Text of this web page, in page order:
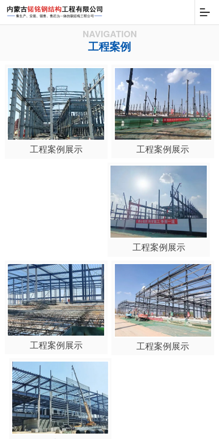
NAVIGATION
工程案例
工程案例展示 工程案例展示
工程案例展示
工程案例展示
工程案例展示